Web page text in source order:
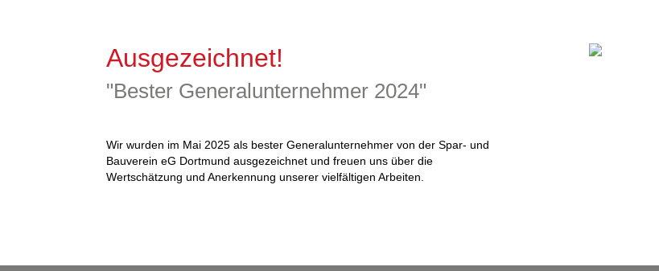
Ausgezeichnet!
"Bester Generalunternehmer 2024"
Wir wurden im Mai 2025 als bester Generalunternehmer von der Spar- und
Bauverein eG Dortmund ausgezeichnet und freuen uns über die
Wertschätzung und Anerkennung unserer vielfältigen Arbeiten.